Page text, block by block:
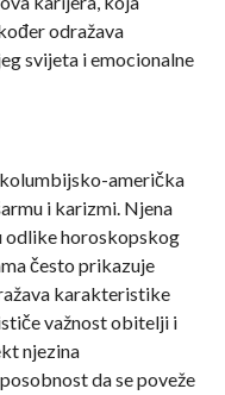
odražava
svijeta i emocionalne
kolumbijsko-američka
i karizmi. Njena
odlike horoskopskog
često prikazuje
karakteristike
važnost obitelji i
njezina
da se poveže